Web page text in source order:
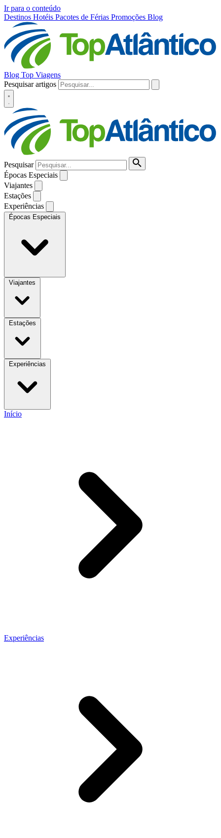
Ir para o conteúdo
Destinos Hotéis Pacotes de Férias Promoções Blog
Blog Top Viagens
Pesquisar artigos
Pesquisar
Épocas Especiais
Viajantes
Estações
Experiências
Épocas Especiais
Viajantes
Estações
Experiências
Início
Experiências